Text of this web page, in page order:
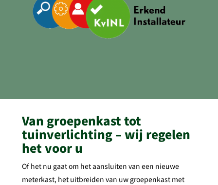
Van groepenkast tot
tuinverlichting – wij regelen
het voor u
Of het nu gaat om het aansluiten van een nieuwe
meterkast, het uitbreiden van uw groepenkast met